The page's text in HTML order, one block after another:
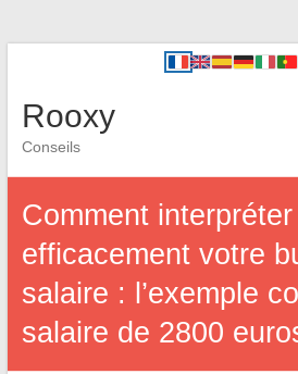
Rooxy
Conseils
Comment interpréter
efficacement votre
salaire : l’exemple
salaire de 2800